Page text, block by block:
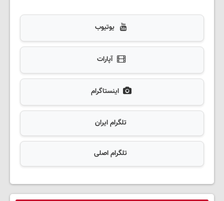
یوتیوب
آپارات
اینستاگرام
تلگرام ایران
تلگرام اصلی